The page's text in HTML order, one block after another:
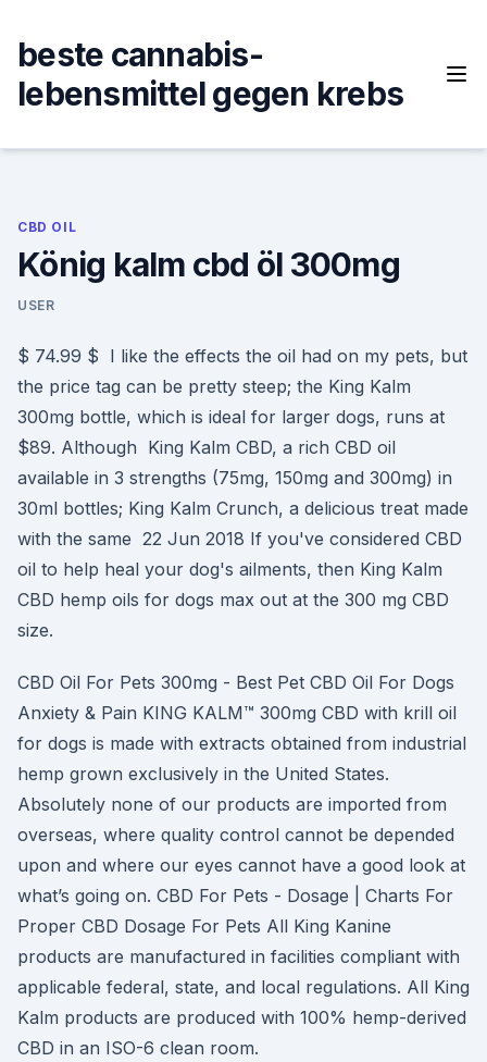
content
beste cannabis-
lebensmittel gegen krebs
CBD OIL
König kalm cbd öl 300mg
USER
$ 74.99 $ I like the effects the oil had on my pets, but
the price tag can be pretty steep; the King Kalm
300mg bottle, which is ideal for larger dogs, runs at
$89. Although King Kalm CBD, a rich CBD oil
available in 3 strengths (75mg, 150mg and 300mg) in
30ml bottles; King Kalm Crunch, a delicious treat made
with the same 22 Jun 2018 If you've considered CBD
oil to help heal your dog's ailments, then King Kalm
CBD hemp oils for dogs max out at the 300 mg CBD
size.
CBD Oil For Pets 300mg - Best Pet CBD Oil For Dogs
Anxiety & Pain KING KALM™ 300mg CBD with krill oil
for dogs is made with extracts obtained from industrial
hemp grown exclusively in the United States.
Absolutely none of our products are imported from
overseas, where quality control cannot be depended
upon and where our eyes cannot have a good look at
what’s going on. CBD For Pets - Dosage | Charts For
Proper CBD Dosage For Pets All King Kanine
products are manufactured in facilities compliant with
applicable federal, state, and local regulations. All King
Kalm products are produced with 100% hemp-derived
CBD in an ISO-6 clean room.